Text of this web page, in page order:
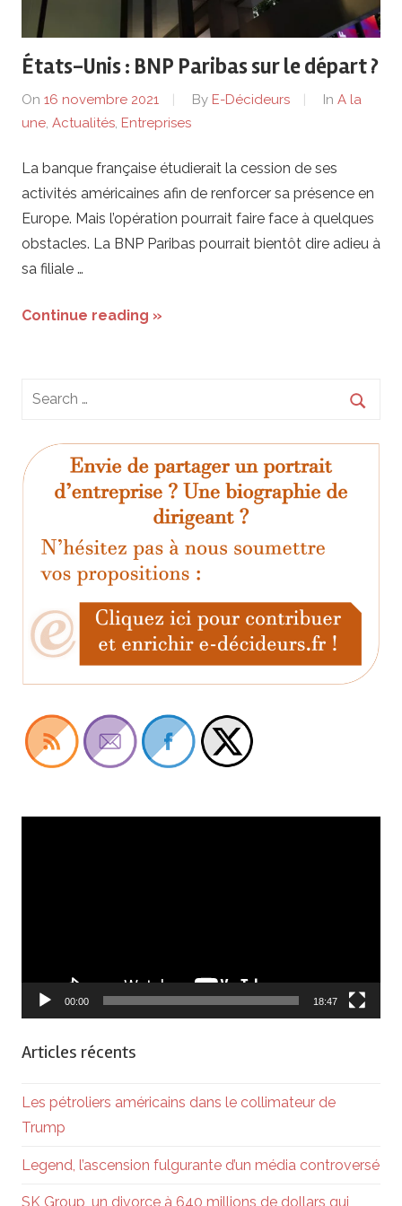
de
lentreprise
et
dirigeants
États-Unis : BNP Paribas sur le départ ?
On 16 novembre 2021 By E-Décideurs In A la
une, Actualités, Entreprises
La banque française étudierait la cession de ses
activités américaines afin de renforcer sa présence en
Europe. Mais l’opération pourrait faire face à quelques
obstacles. La BNP Paribas pourrait bientôt dire adieu à
sa filiale …
Continue reading »
00:00 18:47
Articles récents
Les pétroliers américains dans le collimateur de
Trump
Legend, l’ascension fulgurante d’un média controversé
SK Group, un divorce à 640 millions de dollars qui